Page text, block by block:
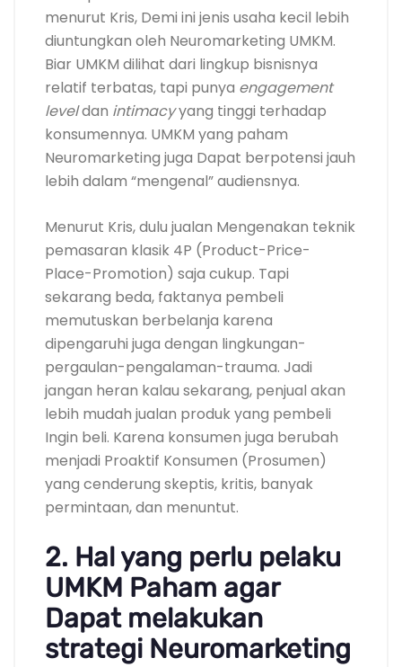
menurut Kris, Demi ini jenis usaha kecil lebih
diuntungkan oleh Neuromarketing UMKM.
Biar UMKM dilihat dari lingkup bisnisnya
relatif terbatas, tapi punya engagement
leveldan intimacyyang tinggi terhadap
konsumennya. UMKM yang paham
Neuromarketing juga Dapat berpotensi jauh
lebih dalam “mengenal” audiensnya.
Menurut Kris, dulu jualan Mengenakan teknik
pemasaran klasik 4P (Product-Price-
Place-Promotion) saja cukup. Tapi
sekarang beda, faktanya pembeli
memutuskan berbelanja karena
dipengaruhi juga dengan lingkungan-
pergaulan-pengalaman-trauma. Jadi
jangan heran kalau sekarang, penjual akan
lebih mudah jualan produk yang pembeli
Ingin beli. Karena konsumen juga berubah
menjadi Proaktif Konsumen (Prosumen)
yang cenderung skeptis, kritis, banyak
permintaan, dan menuntut.
2. Hal yang perlu pelaku
UMKM Paham agar
Dapat melakukan
strategi Neuromarketing